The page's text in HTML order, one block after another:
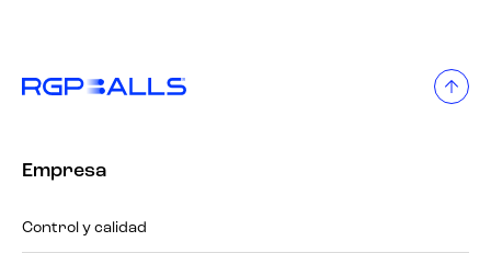
Empresa
Control y calidad